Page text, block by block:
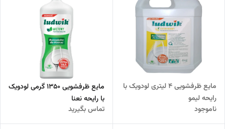
مایع ظرفشویی 4 لیتری لودویک با
رایحه لیمو
ناموجود
مایع ظرفشویی 1350 گرمی لودویک
با رایحه نعنا
تماس بگیرید